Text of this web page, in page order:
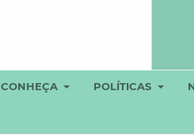
CONHEÇA POLÍTICAS